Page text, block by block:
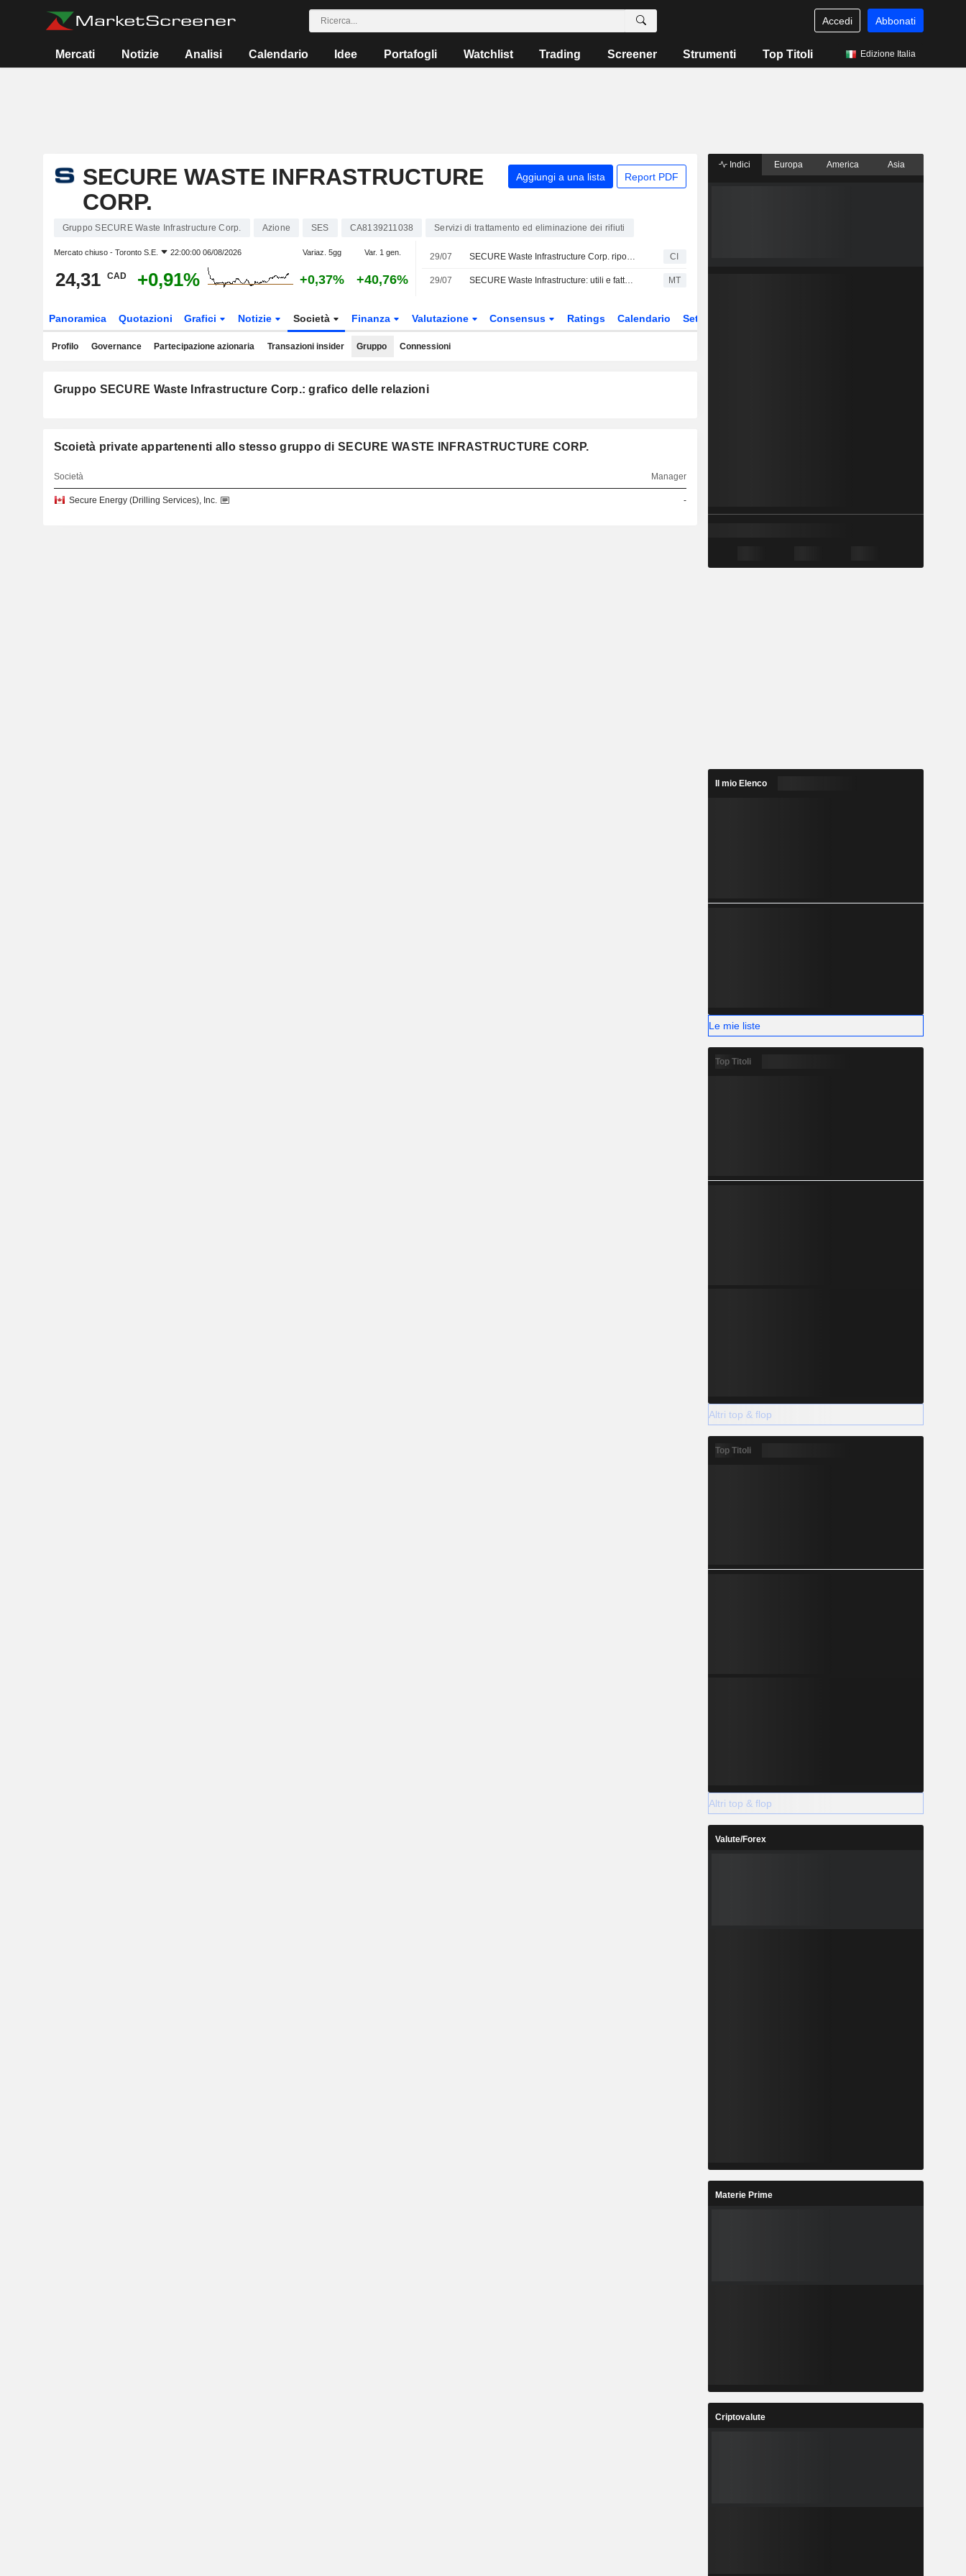
Accedi Abbonati
Mercati Notizie Analisi Calendario Idee Portafogli Watchlist Trading Screener Strumenti Top Titoli Edizione Italia
SECURE WASTE INFRASTRUCTURE
CORP.
Aggiungi a una lista Report PDF
Gruppo SECURE Waste Infrastructure Corp. Azione SES CA8139211038 Servizi di trattamento ed eliminazione dei rifiuti
Mercato chiuso - Toronto S.E. 22:00:00 06/08/2026 Variaz. 5gg Var. 1 gen.
24,31 CAD +0,91% +0,37% +40,76%
29/07 SECURE Waste Infrastructure Corp. riporta gli utili per il secondo trimestre e il semestre conclusosi il 30 giugno 2026 CI
29/07 SECURE Waste Infrastructure: utili e fatturato del secondo trimestre superano le stime; confermati i target EBITDA per il 2026 MT
Panoramica Quotazioni Grafici Notizie Società Finanza Valutazione Consensus Ratings Calendario Settore
Profilo Governance Partecipazione azionaria Transazioni insider Gruppo Connessioni
Gruppo SECURE Waste Infrastructure Corp.: grafico delle relazioni
Scoietà private appartenenti allo stesso gruppo di SECURE WASTE INFRASTRUCTURE CORP.
Società Manager
Secure Energy (Drilling Services), Inc. -
Indici Europa America Asia
Il mio Elenco
Le mie liste
Top Titoli
Altri top & flop
Top Titoli
Altri top & flop
Valute/Forex
Materie Prime
Criptovalute